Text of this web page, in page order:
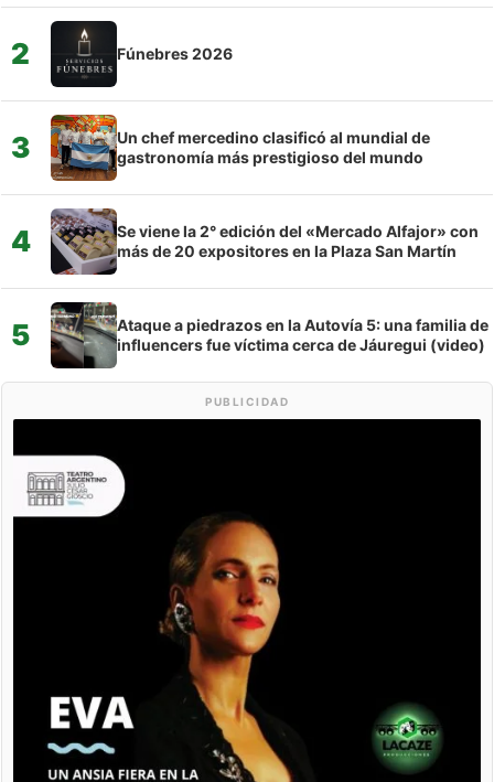
2 Fúnebres 2026
3
Un chef mercedino clasificó al mundial de
gastronomía más prestigioso del mundo
4
Se viene la 2° edición del «Mercado Alfajor» con
más de 20 expositores en la Plaza San Martín
5
Ataque a piedrazos en la Autovía 5: una familia de
influencers fue víctima cerca de Jáuregui (video)
PUBLICIDAD